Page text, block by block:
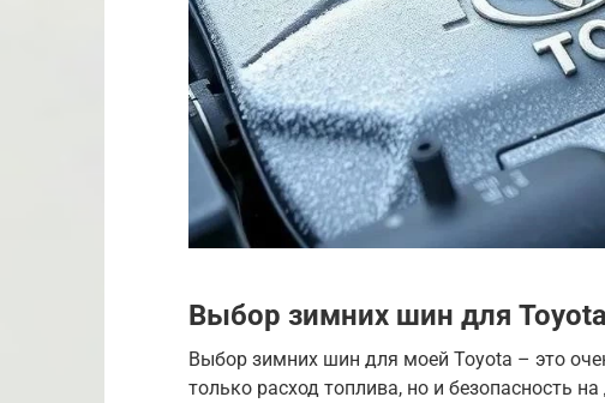
Выбор зимних шин для Toyota
Выбор зимних шин для моей Toyota – это
только расход топлива, но и безопасность